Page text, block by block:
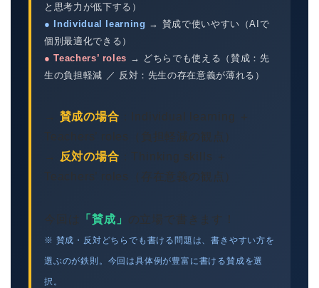
と思考力が低下する）
● Individual learning → 賛成で使いやすい（AIで
個別最適化できる）
● Teachers’ roles → どちらでも使える（賛成：先
生の負担軽減 ／ 反対：先生の存在意義が薄れる）
賛成の場合 ：Individual learning ＋
Teachers’ roles（負担軽減の観点）
反対の場合 ：Thinking skills ＋
Teachers’ roles（存在意義の観点）
今回は 「賛成」 の立場で書きます！
※ 賛成・反対どちらでも書ける問題は、書きやすい方を
選ぶのが鉄則。今回は具体例が豊富に書ける賛成を選
択。